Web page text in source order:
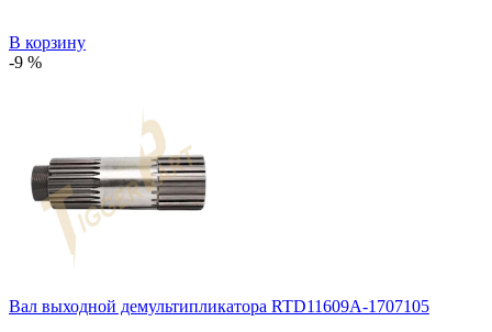
В корзину
-9 %
Вал выходной демультипликатора RTD11609A-1707105